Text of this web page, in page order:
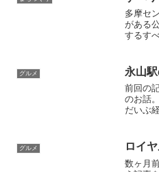
に時間
多摩セ
がある
するす
います
けない
グルメ 永山
前回の
のお話
だいぶ
場所は
ブ永山
グルメ ロイ
数ヶ月